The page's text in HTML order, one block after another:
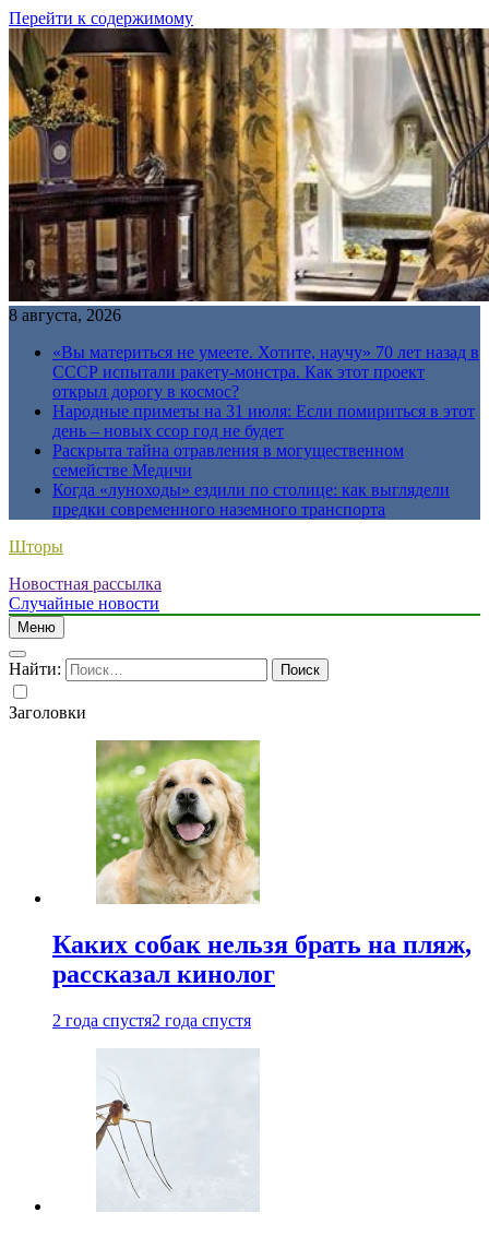
Перейти к содержимому
8 августа, 2026
«Вы материться не умеете. Хотите, научу» 70 лет назад в
СССР испытали ракету-монстра. Как этот проект
открыл дорогу в космос?
Народные приметы на 31 июля: Если помириться в этот
день – новых ссор год не будет
Раскрыта тайна отравления в могущественном
семействе Медичи
Когда «луноходы» ездили по столице: как выглядели
предки современного наземного транспорта
Шторы
Новостная рассылка
Случайные новости
Меню
Найти:
Заголовки
Каких собак нельзя брать на пляж,
рассказал кинолог
2 года спустя2 года спустя